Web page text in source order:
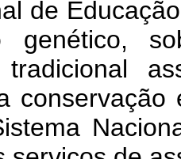
de
genético,
tradicional